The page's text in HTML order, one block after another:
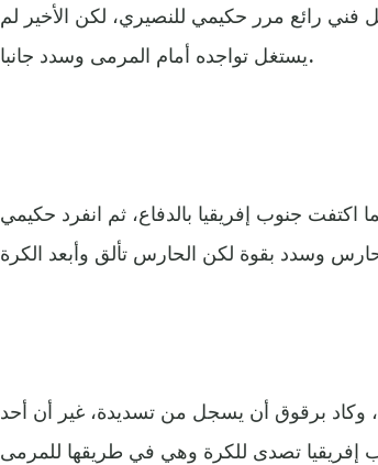
فني رائع مرر حكيمي للنصيري، لكن الأخير لم
يستغل تواجده أمام المرمى وسدد جانبا.
جنوب إفريقيا بالدفاع، ثم انفرد حكيمي
وكاد برقوق أن يسجل من تسديدة، غير أن أحد